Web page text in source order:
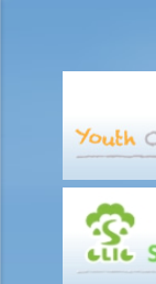
1. 如果業主沒有履
f) 租金調整
差餉、管理費及其
追討欠租及收樓
1. 我的租客已經欠
2. 我的租客已經欠